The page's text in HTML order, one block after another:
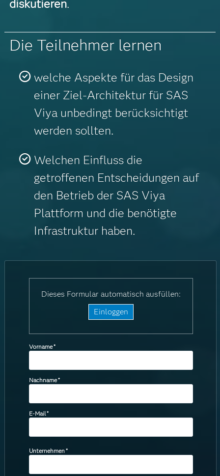
diskutieren.
Die Teilnehmer lernen
welche Aspekte für das Design
einer Ziel-Architektur für SAS
Viya unbedingt berücksichtigt
werden sollten.
Welchen Einfluss die
getroffenen Entscheidungen auf
den Betrieb der SAS Viya
Plattform und die benötigte
Infrastruktur haben.
Dieses Formular automatisch ausfüllen:
Einloggen
Vorname*
Nachname*
E-Mail*
Unternehmen*